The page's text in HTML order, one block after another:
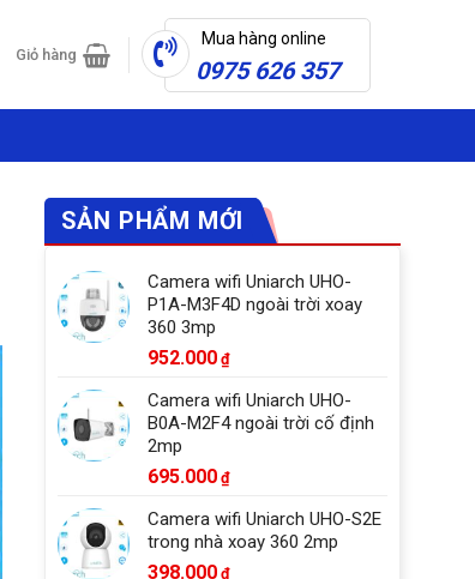
Giỏ hàng
Mua hàng online
0975 626 357
SẢN PHẨM MỚI
Camera wifi Uniarch UHO-
P1A-M3F4D ngoài trời xoay
360 3mp
952.000 ₫
Camera wifi Uniarch UHO-
B0A-M2F4 ngoài trời cố định
2mp
695.000 ₫
Camera wifi Uniarch UHO-S2E
trong nhà xoay 360 2mp
398.000 ₫